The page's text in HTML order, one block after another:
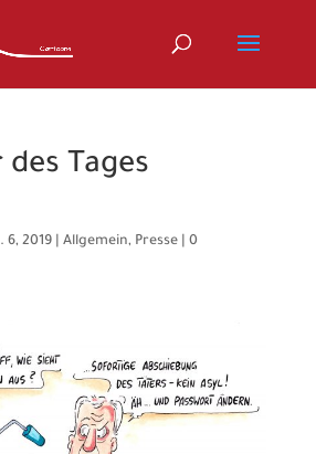
Tages
6, 2019| Allgemein, Presse| 0